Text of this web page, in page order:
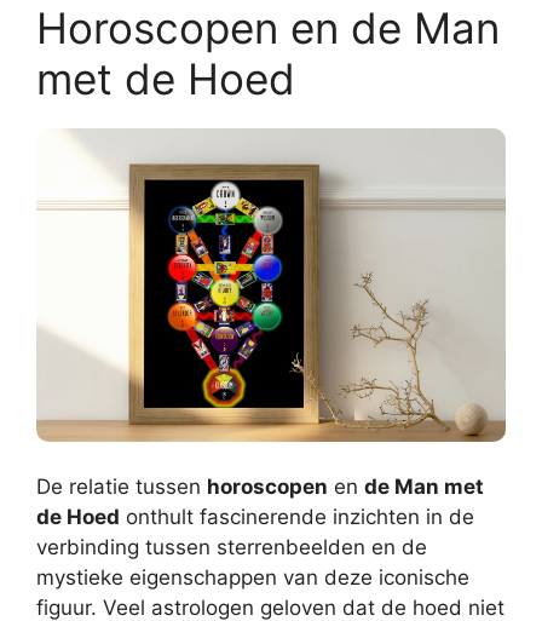
Horoscopen en de Man
met de Hoed
De relatie tussen horoscopen en de Man met
de Hoed onthult fascinerende inzichten in de
verbinding tussen sterrenbeelden en de
mystieke eigenschappen van deze iconische
figuur. Veel astrologen geloven dat de hoed niet